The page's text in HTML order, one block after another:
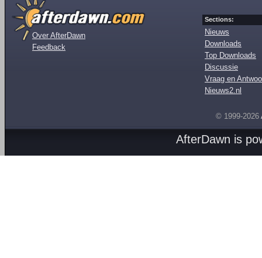
Over AfterDawn
Feedback
Sections:
Nieuws
Downloads
Top Downloads
Discussie
Vraag en
Nieuws2.nl
© 1999-2026
AfterDawn is